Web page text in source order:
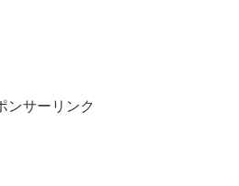
ンサーリンク